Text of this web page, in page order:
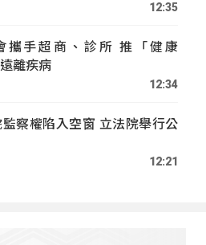
12:35
攜手超商、診所 推「健康
離疾病
12:34
察權陷入空窗 立法院舉行公
12:21